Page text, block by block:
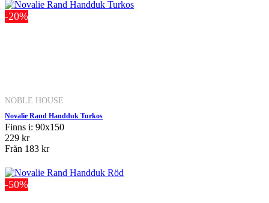
-20%
NOBLE HOUSE
Novalie Rand Handduk Turkos
Finns i: 90x150
229 kr
Från 183 kr
-50%